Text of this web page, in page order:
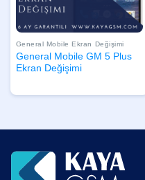
General Mobile Ekran Değişimi
General Mobile GM 5 Plus
Ekran Değişimi